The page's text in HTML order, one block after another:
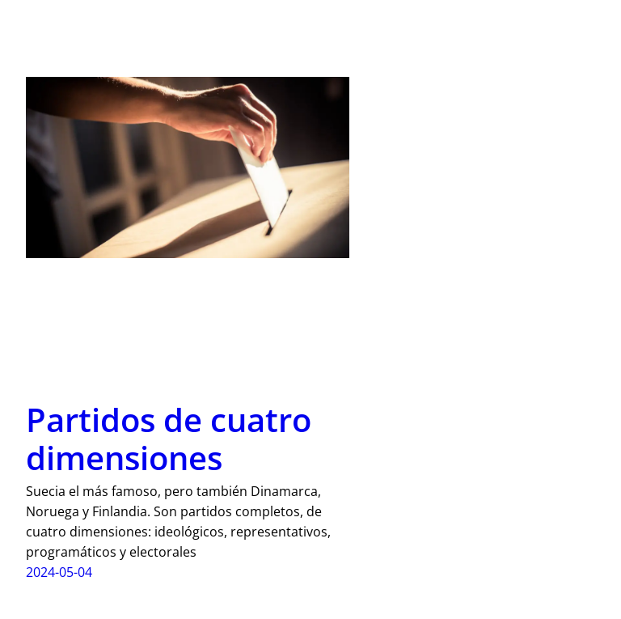
Partidos de cuatro
dimensiones
Suecia el más famoso, pero también Dinamarca,
Noruega y Finlandia. Son partidos completos, de
cuatro dimensiones: ideológicos, representativos,
programáticos y electorales
2024-05-04